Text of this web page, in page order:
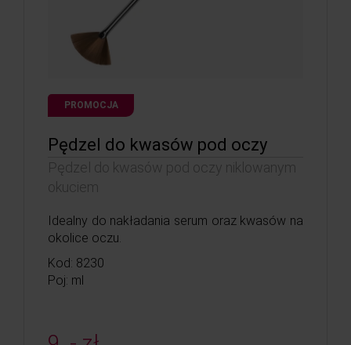
PROMOCJA
Pędzel do kwasów pod oczy
Pędzel do kwasów pod oczy niklowanym
okuciem
Idealny do nakładania serum oraz kwasów na
okolice oczu.
Kod: 8230
Poj: ml